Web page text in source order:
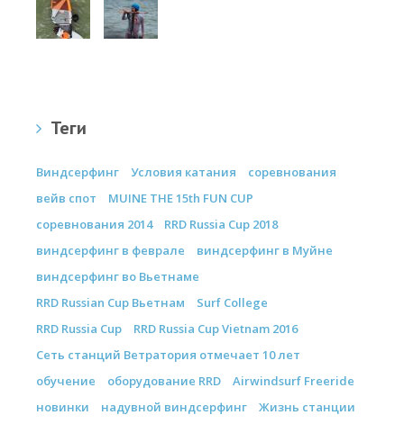
Теги
Виндсерфинг Условия катания
соревнования
вейв спот
MUINE THE 15th FUN CUP
соревнования 2014
RRD Russia Cup 2018
виндсерфинг в феврале
виндсерфинг в Муйне
виндсерфинг во Вьетнаме
RRD Russian Cup Вьетнам
Surf College
RRD Russia Cup
RRD Russia Cup Vietnam 2016
Сеть станций Ветратория отмечает 10 лет
обучение
оборудование RRD
Airwindsurf Freeride
новинки
надувной виндсерфинг
Жизнь станции